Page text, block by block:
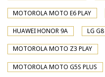
MOTOROLA MOTO E6 PLAY
HUAWEI HONOR 9A LG
MOTOROLA MOTO Z3 PLAY
MOTOROLA MOTO G5S PLUS